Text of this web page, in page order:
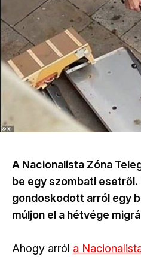
A Nacionalista Zóna
be egy szombati esetről.
gondoskodott arról egy
múljon el a hétvége
Ahogy arról a